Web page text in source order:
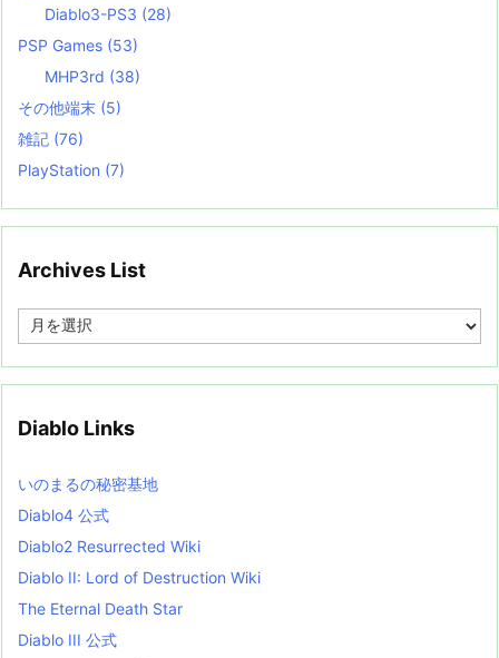
Diablo3-PS3 (28)
PSP Games (53)
MHP3rd (38)
その他端末 (5)
雑記 (76)
PlayStation (7)
Archives List
e
i
s
t
Diablo Links
いのまるの秘密基地
Diablo4 公式
Diablo2 Resurrected Wiki
Diablo II: Lord of Destruction Wiki
The Eternal Death Star
Diablo III 公式